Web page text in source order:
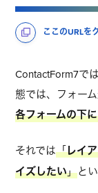
ここのURLを
ContactForm7で
態では、フォー
各フォームの下
それでは「レイ
イズしたい」と